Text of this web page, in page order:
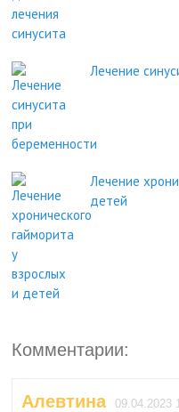
Лечение
Лечение
детей
Комментарии:
Алевтина 09.04.2023